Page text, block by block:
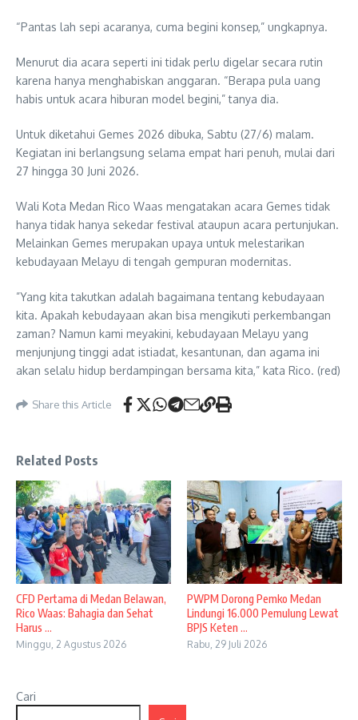
“Pantas lah sepi acaranya, cuma begini konsep,” ungkapnya.
Menurut dia acara seperti ini tidak perlu digelar secara rutin
karena hanya menghabiskan anggaran. “Berapa pula uang
habis untuk acara hiburan model begini,” tanya dia.
Untuk diketahui Gemes 2026 dibuka, Sabtu (27/6) malam.
Kegiatan ini berlangsung selama empat hari penuh, mulai dari
27 hingga 30 Juni 2026.
Wali Kota Medan Rico Waas mengatakan acara Gemes tidak
hanya tidak hanya sekedar festival ataupun acara pertunjukan.
Melainkan Gemes merupakan upaya untuk melestarikan
kebudayaan Melayu di tengah gempuran modernitas.
​”Yang kita takutkan adalah bagaimana tentang kebudayaan
kita. Apakah kebudayaan akan bisa mengikuti perkembangan
zaman? Namun kami meyakini, kebudayaan Melayu yang
menjunjung tinggi adat istiadat, kesantunan, dan agama ini
akan selalu hidup berdampingan bersama kita,” kata Rico. (red)
Share this Article
Related Posts
CFD Pertama di Medan Belawan,
Rico Waas: Bahagia dan Sehat
Harus ...
Minggu, 2 Agustus 2026
PWPM Dorong Pemko Medan
Lindungi 16.000 Pemulung Lewat
BPJS Keten ...
Rabu, 29 Juli 2026
Cari